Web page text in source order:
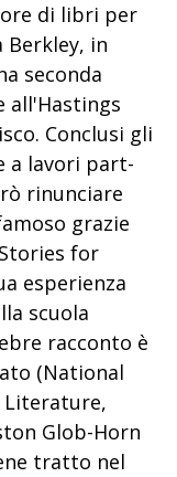
di libri per
Berkley, in
seconda
all'Hastings
Conclusi gli
a lavori part-
rinunciare
grazie
for
esperienza
scuola
racconto è
(National
Literature,
Glob-Horn
tratto nel